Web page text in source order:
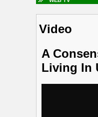
Video
A
Living In